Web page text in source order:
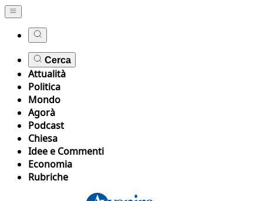
Cerca
Attualità
Politica
Mondo
Agorà
Podcast
Chiesa
Idee e Commenti
Economia
Rubriche